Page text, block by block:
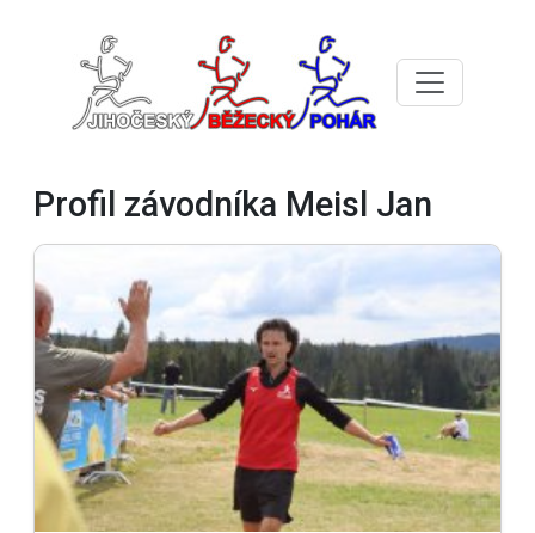
Profil závodníka Meisl Jan